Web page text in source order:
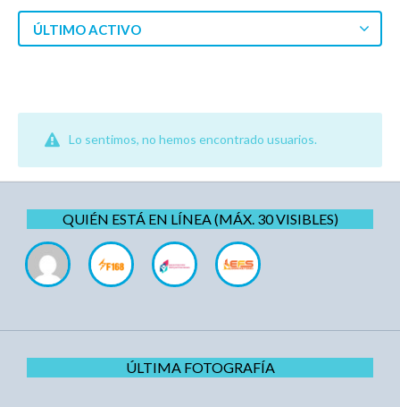
ÚLTIMO ACTIVO
Lo sentimos, no hemos encontrado usuarios.
QUIÉN ESTÁ EN LÍNEA (MÁX. 30 VISIBLES)
ÚLTIMA FOTOGRAFÍA